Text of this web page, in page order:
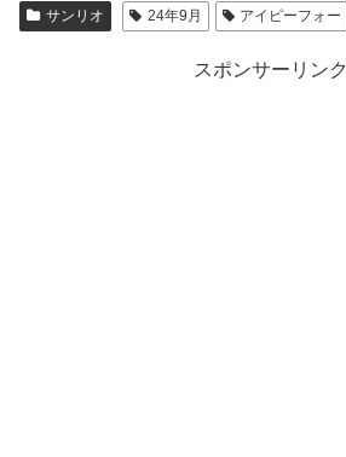
サンリオ 24年9月 アイピーフォー
スポンサーリンク